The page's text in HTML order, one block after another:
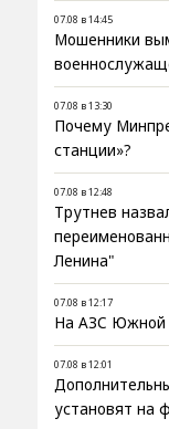
07.08 в 14:45
Мошенники
07.08 в 13:30
Почему
станции»?
07.08 в 12:48
Трутнев
Ленина"
07.08 в 12:17
На АЗС Южной
07.08 в 12:01
установят на